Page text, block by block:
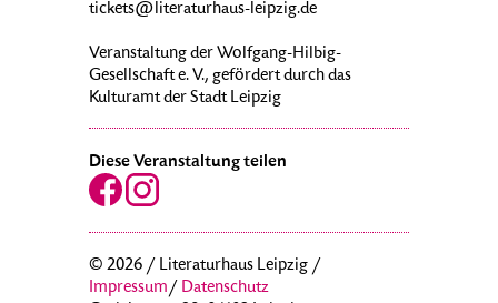
tickets@literaturhaus-leipzig.de
Veranstaltung der Wolfgang-Hilbig-
Gesellschaft e. V., gefördert durch das
Kulturamt der Stadt Leipzig
Diese Veranstaltung teilen
© 2026 / Literaturhaus Leipzig /
Impressum/ Datenschutz